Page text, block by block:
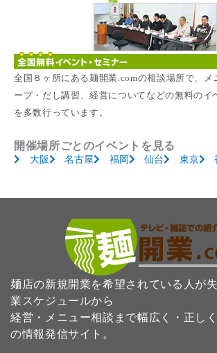
全国８ヶ所にある麺開業.comの相談場所で、メ
ープ・だし講習、経営についてなどの無料のイ
を多数行っています。
開催場所ごとのイベントを見る
大阪 名古屋 福岡 仙台 東京
麺店の新規開業を希望されている人が
業スケジュールから
経営・メニュー相談まで幅広く・正し
の情報発信サイト。